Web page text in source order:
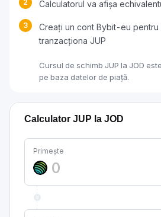
2 Calculatorul va afișa
3
Creați un cont Bybit-eu pentru
tranzacționa JUP
Cursul de schimb JUP la JOD
pe baza datelor de piață.
Calculator JUP la JOD
Primește